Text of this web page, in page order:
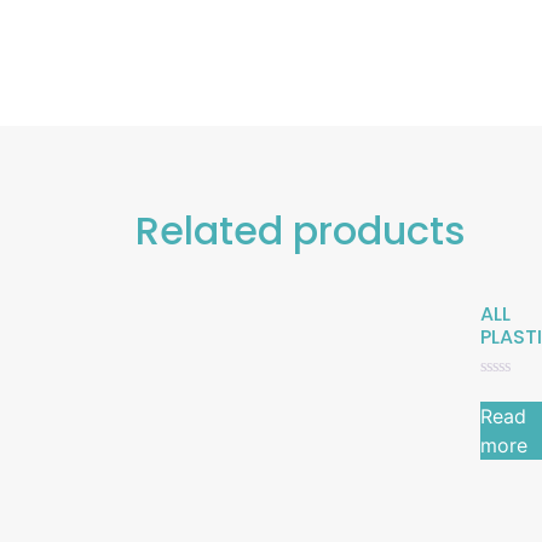
Related products
ALL
0
out
of
5
Read
more